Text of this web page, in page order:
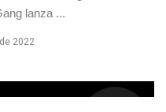
lanza ...
2022